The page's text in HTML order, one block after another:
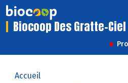
Biocoop Des Gratte-Ciel
Accueil